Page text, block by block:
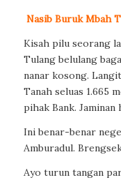
Nasib Buruk Mbah
Kisah pilu seorang
Tulang belulang
nanar kosong.
Tanah seluas 1.665
pihak Bank. Jaminan
Ini benar-benar
Amburadul.
Ayo turun tangan